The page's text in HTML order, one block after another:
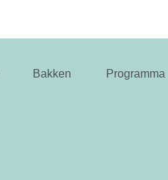
Bakken Programma